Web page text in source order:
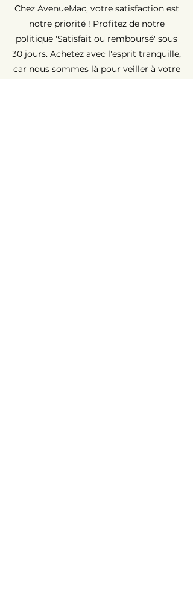
Chez AvenueMac, votre satisfaction est
notre priorité ! Profitez de notre
politique 'Satisfait ou remboursé' sous
30 jours. Achetez avec l'esprit tranquille,
car nous sommes là pour veiller à votre